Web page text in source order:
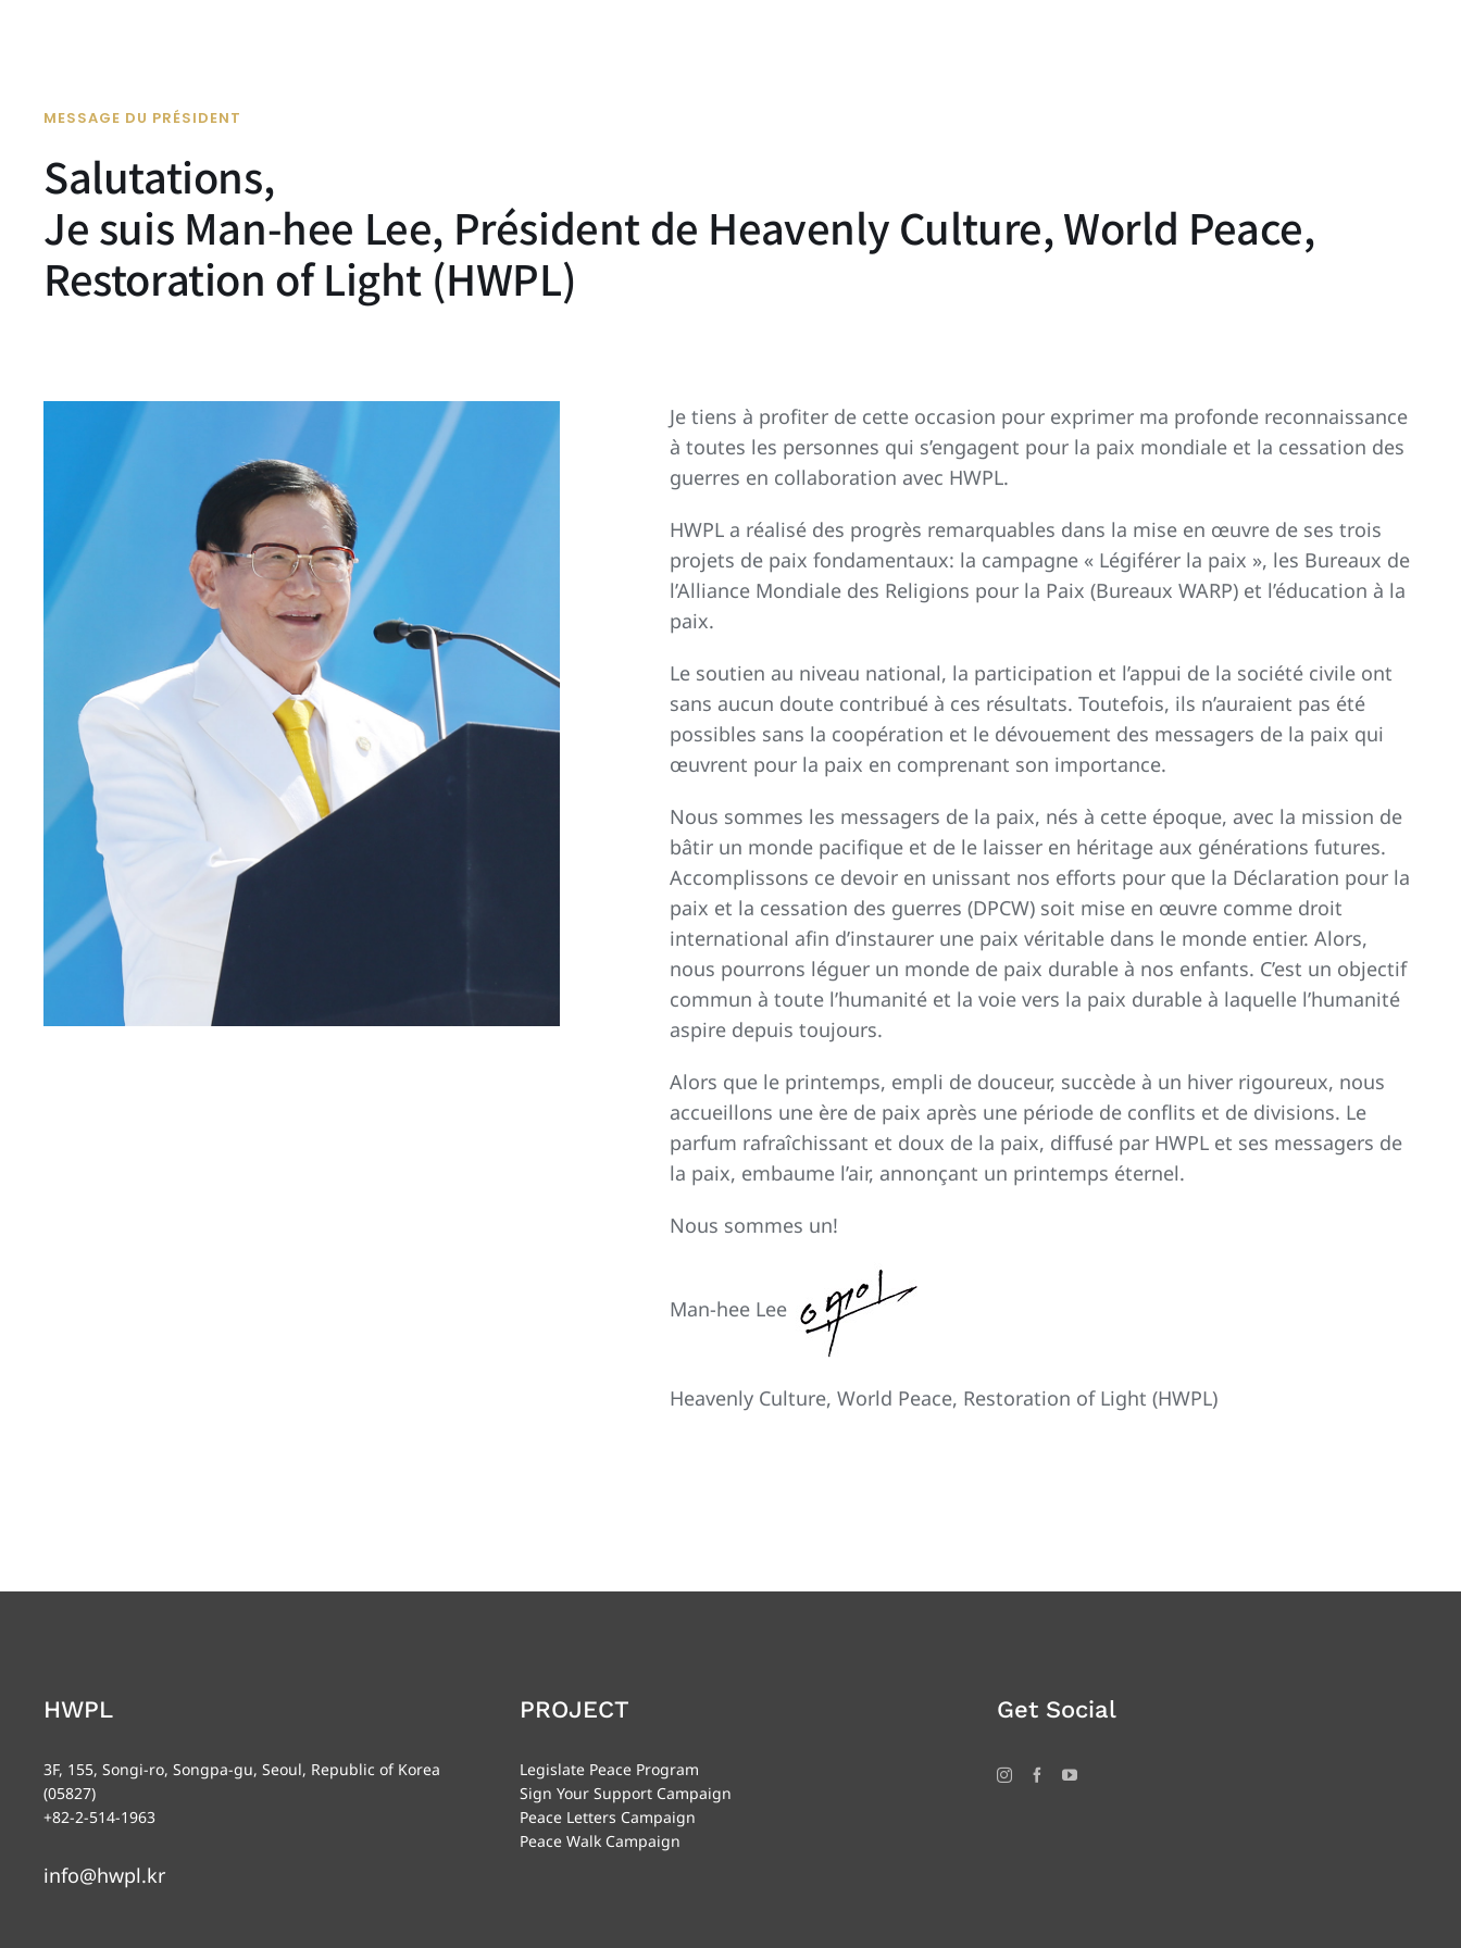
MESSAGE DU PRÉSIDENT
Salutations,
Je suis Man-hee Lee, Président de Heavenly Culture, World Peace,
Restoration of Light (HWPL)
Je tiens à profiter de cette occasion pour exprimer ma profonde reconnaissance
à toutes les personnes qui s’engagent pour la paix mondiale et la cessation des
guerres en collaboration avec HWPL.
HWPL a réalisé des progrès remarquables dans la mise en œuvre de ses trois
projets de paix fondamentaux: la campagne « Légiférer la paix », les Bureaux de
l’Alliance Mondiale des Religions pour la Paix (Bureaux WARP) et l’éducation à la
paix.
Le soutien au niveau national, la participation et l’appui de la société civile ont
sans aucun doute contribué à ces résultats. Toutefois, ils n’auraient pas été
possibles sans la coopération et le dévouement des messagers de la paix qui
œuvrent pour la paix en comprenant son importance.
Nous sommes les messagers de la paix, nés à cette époque, avec la mission de
bâtir un monde pacifique et de le laisser en héritage aux générations futures.
Accomplissons ce devoir en unissant nos efforts pour que la Déclaration pour la
paix et la cessation des guerres (DPCW) soit mise en œuvre comme droit
international afin d’instaurer une paix véritable dans le monde entier. Alors,
nous pourrons léguer un monde de paix durable à nos enfants. C’est un objectif
commun à toute l’humanité et la voie vers la paix durable à laquelle l’humanité
aspire depuis toujours.
Alors que le printemps, empli de douceur, succède à un hiver rigoureux, nous
accueillons une ère de paix après une période de conflits et de divisions. Le
parfum rafraîchissant et doux de la paix, diffusé par HWPL et ses messagers de
la paix, embaume l’air, annonçant un printemps éternel.
Nous sommes un!
Man-hee Lee
Heavenly Culture, World Peace, Restoration of Light (HWPL)
HWPL
3F, 155, Songi-ro, Songpa-gu, Seoul, Republic of Korea
(05827)
+82-2-514-1963
info@hwpl.kr
PROJECT
Legislate Peace Program
Sign Your Support Campaign
Peace Letters Campaign
Peace Walk Campaign
Get Social